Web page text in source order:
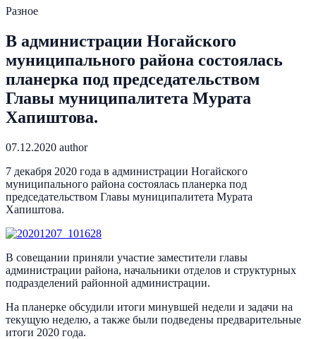
Разное
В администрации Ногайского
муниципального района состоялась
планерка под председательством
Главы муниципалитета Мурата
Хапиштова.
07.12.2020 author
7 декабря 2020 года в администрации Ногайского
муниципального района состоялась планерка под
председательством Главы муниципалитета Мурата
Хапиштова.
В совещании приняли участие заместители главы
администрации района, начальники отделов и структурных
подразделений районной администрации.
На планерке обсудили итоги минувшей недели и задачи на
текущую неделю, а также были подведены предварительные
итоги 2020 года.